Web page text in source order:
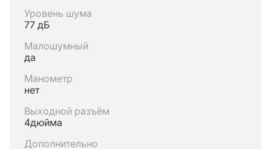
Уровень шума
77 дБ
Малошумный
да
Манометр
нет
Выходной разъём
4дюйма
Дополнительно